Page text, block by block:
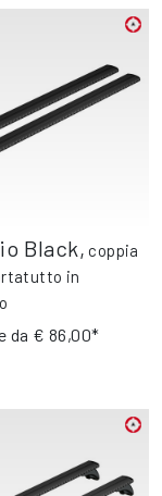
Black, coppia
in
da € 86,00*